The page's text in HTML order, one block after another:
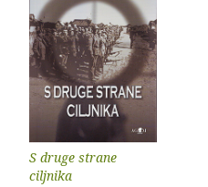
S druge strane
ciljnika